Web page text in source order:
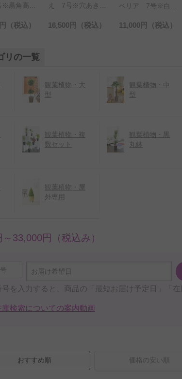
穴あき白
（税込）
ベリア 7号※白角
11,000円 （税込）
え 10号
27,500円 （税込）
リの一覧
観葉植物・大
型
観葉植物・中
型
観葉植物・複
数セット
観葉植物・黒
丸鉢
観葉植物・屋
外専用
33,000円（税込み）
お届け希望日
を入力すると、商品の「最短お届け予定日」「在
庫検索についての案内動画
おすすめ順 価格の安い順